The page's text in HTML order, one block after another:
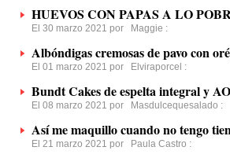
HUEVOS CON PAPAS A LO
El 30 marzo 2021 por Maggie :
Albóndigas cremosas de pavo con
El 01 marzo 2021 por Elviraporcel :
Bundt Cakes de espelta integral y
El 08 marzo 2021 por Masdulcequesalado :
Así me maquillo cuando no tengo
El 21 marzo 2021 por Paula Castro :